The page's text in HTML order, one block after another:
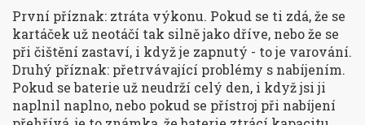
První příznak: ztráta výkonu. Pokud se ti zdá, že se
kartáček už neotáčí tak silně jako dříve, nebo že se
při čištění zastaví, i když je zapnutý - to je varování.
Druhý příznak: přetrvávající problémy s nabíjením.
Pokud se baterie už neudrží celý den, i když jsi ji
naplnil naplno, nebo pokud se přístroj při nabíjení